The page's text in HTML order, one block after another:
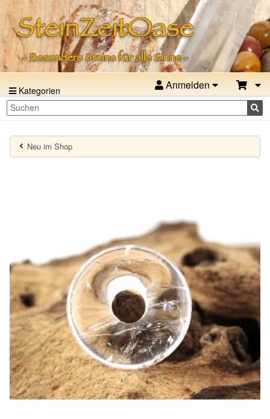
Kategorien Anmelden
Neu im Shop